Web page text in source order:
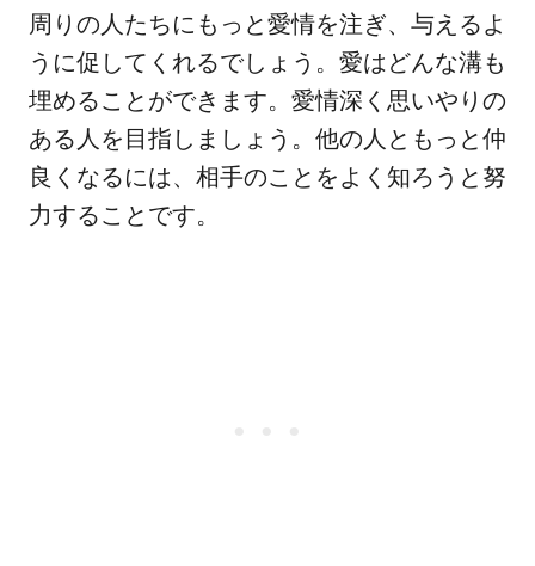
周りの人たちにもっと愛情を注ぎ、与えるよ
うに促してくれるでしょう。愛はどんな溝も
埋めることができます。愛情深く思いやりの
ある人を目指しましょう。他の人ともっと仲
良くなるには、相手のことをよく知ろうと努
力することです。